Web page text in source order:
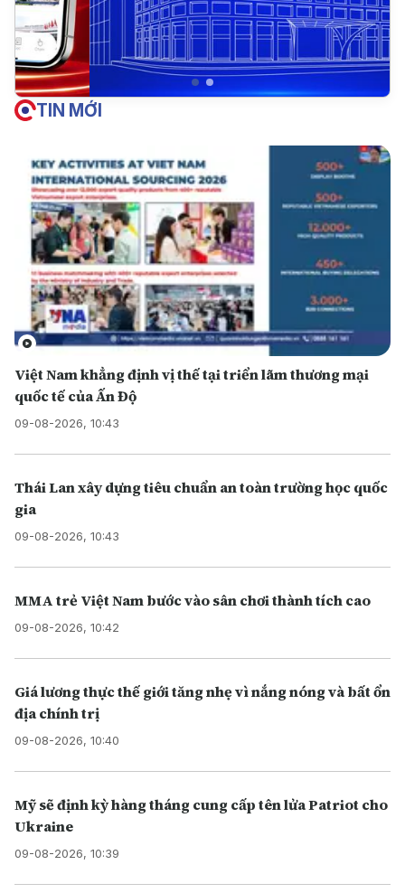
TIN MỚI
Việt Nam khẳng định vị thế tại triển lãm thương mại
quốc tế của Ấn Độ
09-08-2026, 10:43
Thái Lan xây dựng tiêu chuẩn an toàn trường học quốc
gia
09-08-2026, 10:43
MMA trẻ Việt Nam bước vào sân chơi thành tích cao
09-08-2026, 10:42
Giá lương thực thế giới tăng nhẹ vì nắng nóng và bất ổn
địa chính trị
09-08-2026, 10:40
Mỹ sẽ định kỳ hàng tháng cung cấp tên lửa Patriot cho
Ukraine
09-08-2026, 10:39